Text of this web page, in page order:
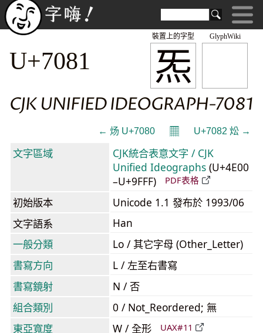
GlyphWiki
炁
裝置上的字型
U+7081
CJK UNIFIED IDEOGRAPH-7081
← 炀 U+7080 𝄜 U+7082 炂 →
文字區域
CJK統合表意文字 / CJK
Unified Ideographs (U+4E00
–U+9FFF)
PDF表格
初始版本
Unicode 1.1 發布於 1993/06
文字語系
Han
一般分類
Lo / 其它字母 (Other_Letter)
書寫方向
L / 左至右書寫
書寫鏡射
N / 否
組合類別
0 / Not_Reordered; 無
東亞寬度
W / 全形 UAX#11